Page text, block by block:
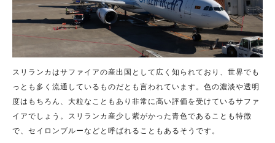
スリランカはサファイアの産出国として広く知られており、世界でも
っとも多く流通しているものだとも言われています。 色の濃淡や透明
度はもちろん、大粒なこともあり非常に高い評価を受けているサファ
イアでしょう。
スリランカ産少し紫がかった青色であることも特徴
で、セイロンブルーなどと呼ばれることもあるそうです。